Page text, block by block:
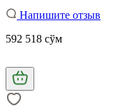
Напишите отзыв
592 518 сўм